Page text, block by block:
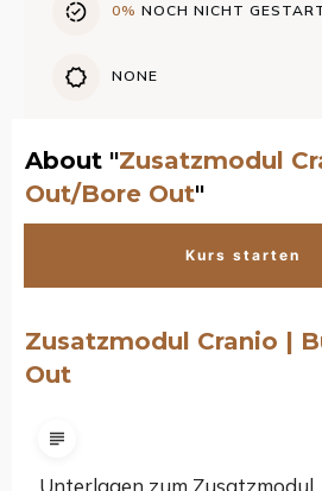
0% NOCH NICHT
NONE
About "Zusatzmodul
Out/Bore Out"
Kurs starten
Zusatzmodul Cranio |
Out
Unterlagen zum Zusatzmodul